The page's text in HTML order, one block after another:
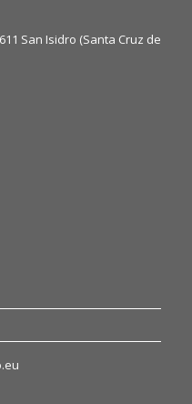
San Isidro (Santa Cruz de